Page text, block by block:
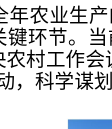
年农业生
键环节。
农村工作
，科学谋